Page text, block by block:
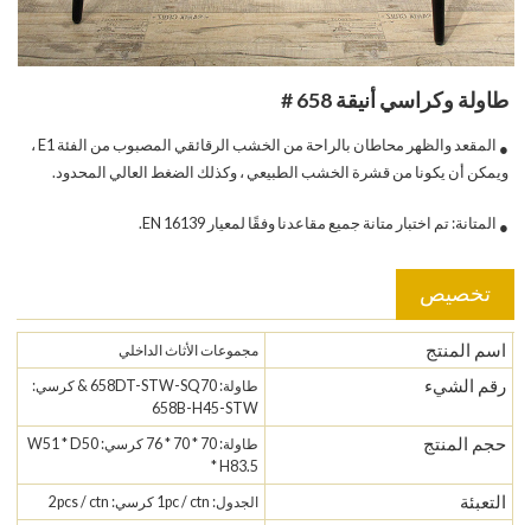
طاولة وكراسي أنيقة 658 #
●
المقعد والظهر محاطان بالراحة من الخشب الرقائقي المصبوب من الفئة E1 ،
ويمكن أن يكونا من قشرة الخشب الطبيعي ، وكذلك الضغط العالي المحدود.
● المتانة: تم اختبار متانة جميع مقاعدنا وفقًا لمعيار EN 16139.
تخصيص
اسم المنتج مجموعات الأثاث الداخلي
رقم الشيء
طاولة: 658DT-STW-SQ70 & كرسي:
658B-H45-STW
حجم المنتج
طاولة: 70 * 70 * 76 كرسي: W51 * D50
* H83.5
التعبئة الجدول: 1pc / ctn كرسي: 2pcs / ctn